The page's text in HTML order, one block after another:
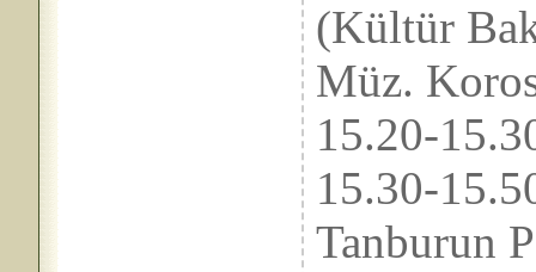
(Kültür
Müz.
15.20-
15.30-
Tanburun